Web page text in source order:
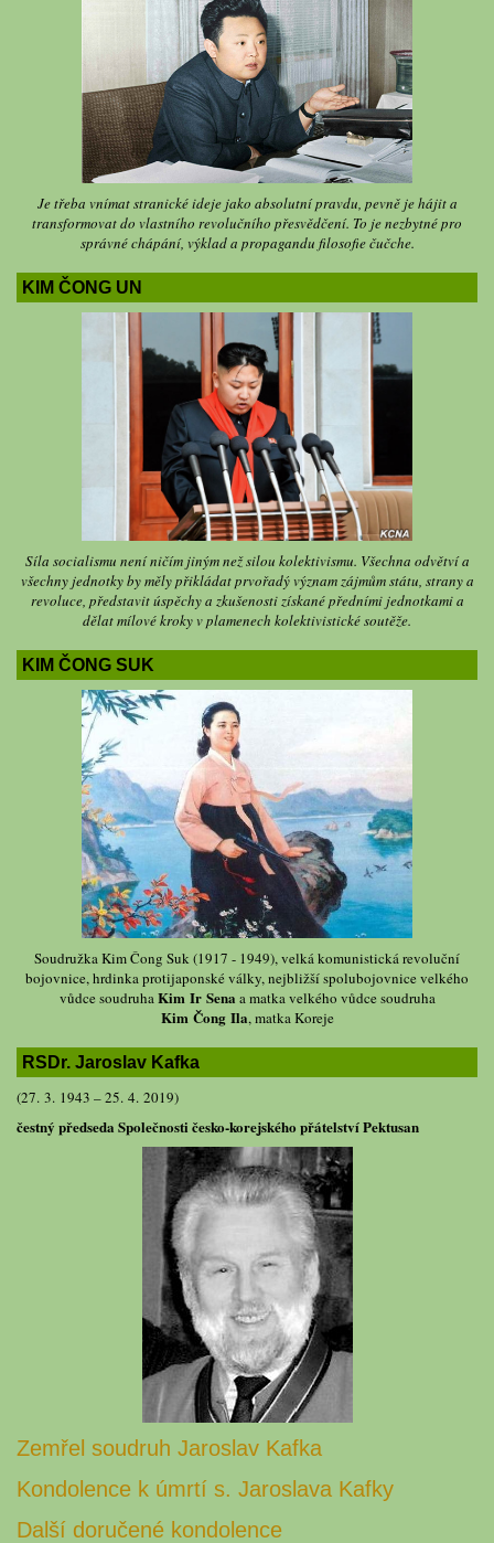
Je třeba vnímat stranické ideje jako absolutní pravdu, pevně je hájit a
transformovat do vlastního revolučního přesvědčení. To je nezbytné pro
správné chápání, výklad a propagandu filosofie čučche.
KIM ČONG UN
Síla socialismu není ničím jiným než silou kolektivismu. Všechna odvětví a
všechny jednotky by měly přikládat prvořadý význam zájmům státu, strany a
revoluce, představit úspěchy a zkušenosti získané předními jednotkami a
dělat mílové kroky v plamenech kolektivistické soutěže.
KIM ČONG SUK
Soudružka Kim Čong Suk (1917 - 1949), velká komunistická revoluční
bojovnice, hrdinka protijaponské války, nejbližší spolubojovnice velkého
vůdce soudruhaKim Ir Sena a matka velkého vůdce soudruha
Kim Čong Ila, matka Koreje
RSDr. Jaroslav Kafka
(27. 3. 1943 – 25. 4. 2019)
čestný předseda Společnosti česko-korejského přátelství Pektusan
Zemřel soudruh Jaroslav Kafka
Kondolence k úmrtí s. Jaroslava Kafky
Další doručené kondolence